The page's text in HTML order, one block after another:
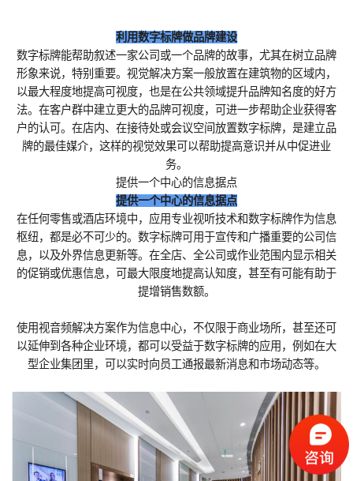
利用数字标牌做品牌建设
数字标牌能帮助叙述一家公司或一个品牌的故事，尤其在树立品牌
形象来说，特别重要。视觉解决方案一般放置在建筑物的区域内，
以最大程度地提高可视度，也是在公共领域提升品牌知名度的好方
法。在客户群中建立更大的品牌可视度，可进一步帮助企业获得客
户的认可。在店内、在接待处或会议空间放置数字标牌，是建立品
牌的最佳媒介，这样的视觉效果可以帮助提高意识并从中促进业
务。
提供一个中心的信息据点
提供一个中心的信息据点
在任何零售或酒店环境中，应用专业视听技术和数字标牌作为信息
枢纽，都是必不可少的。数字标牌可用于宣传和广播重要的公司信
息，以及外界信息更新等。在全店、全公司或作业范围内显示相关
的促销或优惠信息，可最大限度地提高认知度，甚至有可能有助于
提增销售数额。
使用视音频解决方案作为信息中心，不仅限于商业场所，甚至还可
以延伸到各种企业环境，都可以受益于数字标牌的应用，例如在大
型企业集团里，可以实时向员工通报最新消息和市场动态等。